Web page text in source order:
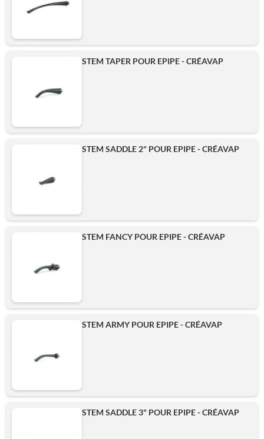
STEM TAPER POUR EPIPE - CRÉAVAP
STEM SADDLE 2" POUR EPIPE - CRÉAVAP
STEM FANCY POUR EPIPE - CRÉAVAP
STEM ARMY POUR EPIPE - CRÉAVAP
STEM SADDLE 3" POUR EPIPE - CRÉAVAP